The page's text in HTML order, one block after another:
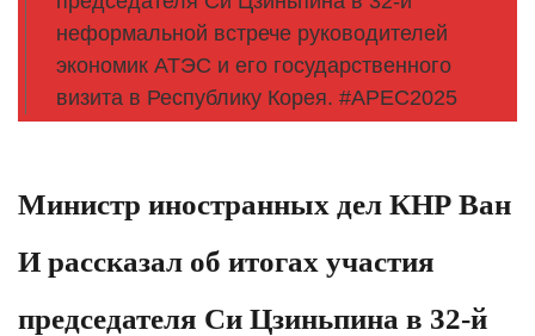
неформальной встрече руководителей
экономик АТЭС и его государственного
визита в Республику Корея. #APEC2025
Министр иностранных дел КНР Ван
И рассказал об итогах участия
председателя Си Цзиньпина в 32-й